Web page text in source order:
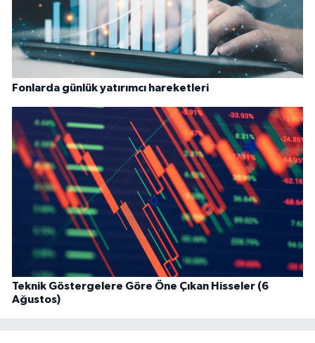
Fonlarda günlük yatırımcı hareketleri
Teknik Göstergelere Göre Öne Çıkan Hisseler (6
Ağustos)